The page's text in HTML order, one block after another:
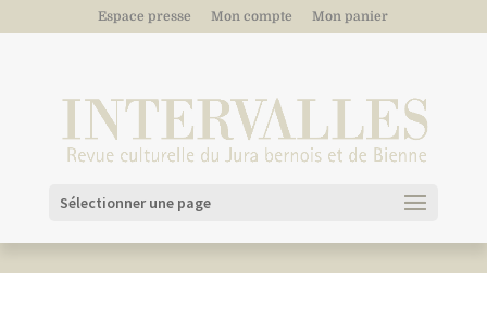
Espace presse Mon compte Mon panier
Sélectionner une page